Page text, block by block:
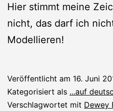
Hier stimmt meine
nicht, das darf ich
Modellieren!
Veröffentlicht am 16. Juni
Kategorisiert als ...auf
Verschlagwortet mit Dewey